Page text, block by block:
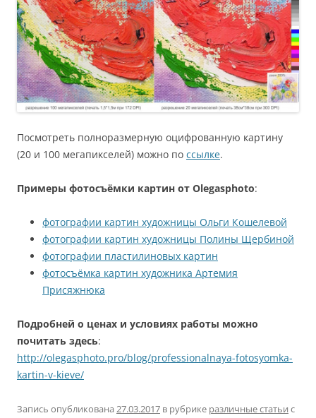
Посмотреть полноразмерную оцифрованную картину
(20 и 100 мегапикселей) можно по ссылке.
Примеры фотосъёмки картин от Olegasphoto:
фотографии картин художницы Ольги Кошелевой
фотографии картин художницы Полины Щербиной
фотографии пластилиновых картин
фотосъёмка картин художника Артемия
Присяжнюка
Подробней о ценах и условиях работы можно
почитать здесь:
http://olegasphoto.pro/blog/professionalnaya-fotosyomka-
kartin-v-kieve/
Запись опубликована 27.03.2017 в рубрике различные статьи с